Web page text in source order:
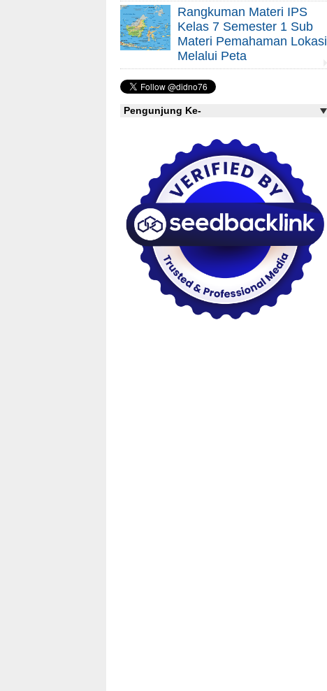
Rangkuman Materi IPS
Kelas 7 Semester 1 Sub
Materi Pemahaman Lokasi
Melalui Peta
Pengunjung Ke-